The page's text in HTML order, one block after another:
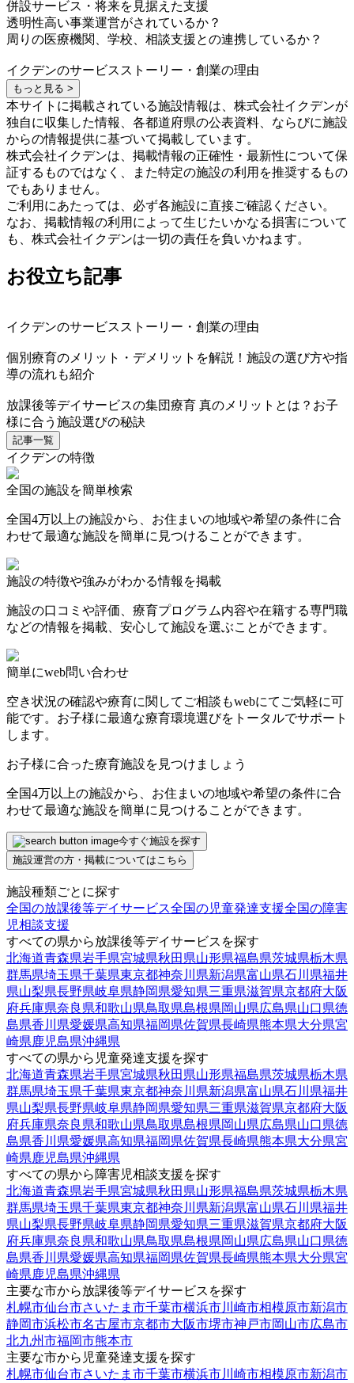
併設サービス・将来を見据えた支援
透明性高い事業運営がされているか？
周りの医療機関、学校、相談支援との連携しているか？
イクデンのサービスストーリー・創業の理由
もっと見る >
本サイトに掲載されている施設情報は、株式会社イクデンが
独自に収集した情報、各都道府県の公表資料、ならびに施設
からの情報提供に基づいて掲載しています。
株式会社イクデンは、掲載情報の正確性・最新性について保
証するものではなく、また特定の施設の利用を推奨するもの
でもありません。
ご利用にあたっては、必ず各施設に直接ご確認ください。
なお、掲載情報の利用によって生じたいかなる損害について
も、株式会社イクデンは一切の責任を負いかねます。
お役立ち記事
イクデンのサービスストーリー・創業の理由
個別療育のメリット・デメリットを解説！施設の選び方や指
導の流れも紹介
放課後等デイサービスの集団療育 真のメリットとは？お子
様に合う施設選びの秘訣
記事一覧
イクデンの特徴
全国の施設を簡単検索
全国4万以上の施設から、お住まいの地域や希望の条件に合
わせて最適な施設を簡単に見つけることができます。
施設の特徴や強みがわかる情報を掲載
施設の口コミや評価、療育プログラム内容や在籍する専門職
などの情報を掲載、安心して施設を選ぶことができます。
簡単にweb問い合わせ
空き状況の確認や療育に関してご相談もwebにてご気軽に可
能です。お子様に最適な療育環境選びをトータルでサポート
します。
お子様に合った療育施設を見つけましょう
全国4万以上の施設から、お住まいの地域や希望の条件に合
わせて最適な施設を簡単に見つけることができます。
今すぐ施設を探す
施設運営の方・掲載についてはこちら
施設種類ごとに探す
全国の放課後等デイサービス全国の児童発達支援全国の障害
児相談支援
すべての県から放課後等デイサービスを探す
北海道青森県岩手県宮城県秋田県山形県福島県茨城県栃木県
群馬県埼玉県千葉県東京都神奈川県新潟県富山県石川県福井
県山梨県長野県岐阜県静岡県愛知県三重県滋賀県京都府大阪
府兵庫県奈良県和歌山県鳥取県島根県岡山県広島県山口県徳
島県香川県愛媛県高知県福岡県佐賀県長崎県熊本県大分県宮
崎県鹿児島県沖縄県
すべての県から児童発達支援を探す
北海道青森県岩手県宮城県秋田県山形県福島県茨城県栃木県
群馬県埼玉県千葉県東京都神奈川県新潟県富山県石川県福井
県山梨県長野県岐阜県静岡県愛知県三重県滋賀県京都府大阪
府兵庫県奈良県和歌山県鳥取県島根県岡山県広島県山口県徳
島県香川県愛媛県高知県福岡県佐賀県長崎県熊本県大分県宮
崎県鹿児島県沖縄県
すべての県から障害児相談支援を探す
北海道青森県岩手県宮城県秋田県山形県福島県茨城県栃木県
群馬県埼玉県千葉県東京都神奈川県新潟県富山県石川県福井
県山梨県長野県岐阜県静岡県愛知県三重県滋賀県京都府大阪
府兵庫県奈良県和歌山県鳥取県島根県岡山県広島県山口県徳
島県香川県愛媛県高知県福岡県佐賀県長崎県熊本県大分県宮
崎県鹿児島県沖縄県
主要な市から放課後等デイサービスを探す
札幌市仙台市さいたま市千葉市横浜市川崎市相模原市新潟市
静岡市浜松市名古屋市京都市大阪市堺市神戸市岡山市広島市
北九州市福岡市熊本市
主要な市から児童発達支援を探す
札幌市仙台市さいたま市千葉市横浜市川崎市相模原市新潟市